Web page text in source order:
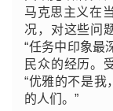
马克思主义在
况，对这些问
“任务中印象最
民众的经历。
“优雅的不是我
的人们。”